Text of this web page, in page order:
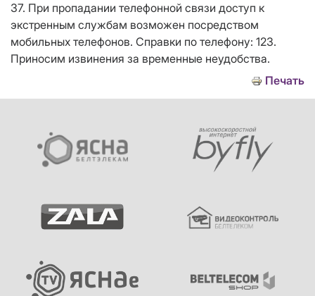
37. При пропадании телефонной связи доступ к
экстренным службам возможен посредством
мобильных телефонов. Справки по телефону: 123.
Приносим извинения за временные неудобства.
Печать